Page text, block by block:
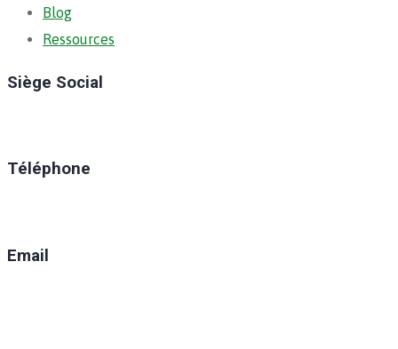
Blog
Ressources
Siège Social
Téléphone
Email